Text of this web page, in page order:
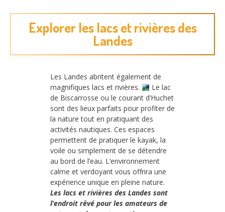
Explorer les lacs et rivières des
Landes
Les Landes abritent également de
magnifiques lacs et rivières.
Le lac
de Biscarrosse ou le courant d’Huchet
sont des lieux parfaits pour profiter de
la nature tout en pratiquant des
activités nautiques. Ces espaces
permettent de pratiquer le kayak, la
voile ou simplement de se détendre
au bord de l’eau. L’environnement
calme et verdoyant vous offrira une
expérience unique en pleine nature.
Les lacs et rivières des Landes sont
l’endroit rêvé pour les amateurs de